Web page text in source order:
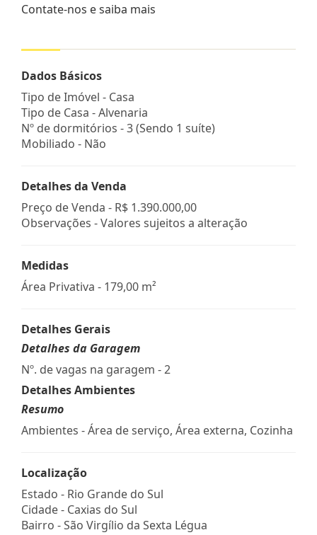
Contate-nos e saiba mais
Dados Básicos
Tipo de Imóvel - Casa
Tipo de Casa - Alvenaria
Nº de dormitórios - 3 (Sendo 1 suíte)
Mobiliado - Não
Detalhes da Venda
Preço de Venda - R$ 1.390.000,00
Observações - Valores sujeitos a alteração
Medidas
Área Privativa - 179,00 m²
Detalhes Gerais
Detalhes da Garagem
Nº. de vagas na garagem - 2
Detalhes Ambientes
Resumo
Ambientes - Área de serviço, Área externa, Cozinha
Localização
Estado - Rio Grande do Sul
Cidade - Caxias do Sul
Bairro -São Virgílio da Sexta Légua